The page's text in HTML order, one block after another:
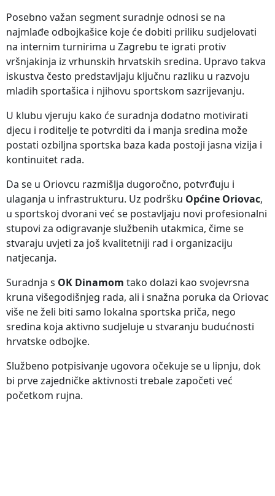
Posebno važan segment suradnje odnosi se na
najmlađe odbojkašice koje će dobiti priliku sudjelovati
na internim turnirima u Zagrebu te igrati protiv
vršnjakinja iz vrhunskih hrvatskih sredina. Upravo takva
iskustva često predstavljaju ključnu razliku u razvoju
mladih sportašica i njihovu sportskom sazrijevanju.
U klubu vjeruju kako će suradnja dodatno motivirati
djecu i roditelje te potvrditi da i manja sredina može
postati ozbiljna sportska baza kada postoji jasna vizija i
kontinuitet rada.
Da se u Oriovcu razmišlja dugoročno, potvrđuju i
ulaganja u infrastrukturu. Uz podršku Općine Oriovac,
u sportskoj dvorani već se postavljaju novi profesionalni
stupovi za odigravanje službenih utakmica, čime se
stvaraju uvjeti za još kvalitetniji rad i organizaciju
natjecanja.
Suradnja s OK Dinamom tako dolazi kao svojevrsna
kruna višegodišnjeg rada, ali i snažna poruka da Oriovac
više ne želi biti samo lokalna sportska priča, nego
sredina koja aktivno sudjeluje u stvaranju budućnosti
hrvatske odbojke.
Službeno potpisivanje ugovora očekuje se u lipnju, dok
bi prve zajedničke aktivnosti trebale započeti već
početkom rujna.